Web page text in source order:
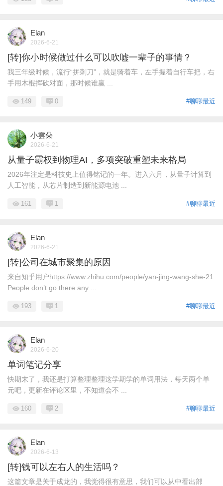
Elan
2026-6-21
[转]你小时候做过什么可以吹嘘一辈子的事情？
我三年级时候，流行“拼刺刀”，就是骑着车，左手握着自行车把，右
手用木棍挥砍对面，那时候谁赢 ...
#聊聊最近
149 0
小雲朵
2026-6-21
从量子霸权到物理AI，多项突破重塑未来格局
2026年注定是科技史上值得铭记的一年。进入六月，从量子计算到
人工智能，从芯片制造到新能源电池 ...
#聊聊最近
161 1
Elan
2026-6-21
[转]公司在城市聚集的原因
来自知乎用户https://www.zhihu.com/people/yan-jing-wang-she-21
People don’t go there any ...
#聊聊最近
193 1
Elan
2026-6-20
单词笔记分享
快期末了，我还是打算整理整理这学期学的单词用法，每天两个单
元吧，更新在评论区里，不知道会不 ...
#聊聊最近
160 2
Elan
2026-6-13
[转]钱可以左右人的生活吗？
这篇文章是关于成龙的，我觉得很有意思，我们可以从中看出部